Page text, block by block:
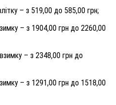
– з 519,00 до 585,00 грн;
– з 1904,00 грн до 2260,00
– з 2348,00 грн до
– з 1291,00 грн до 1518,00